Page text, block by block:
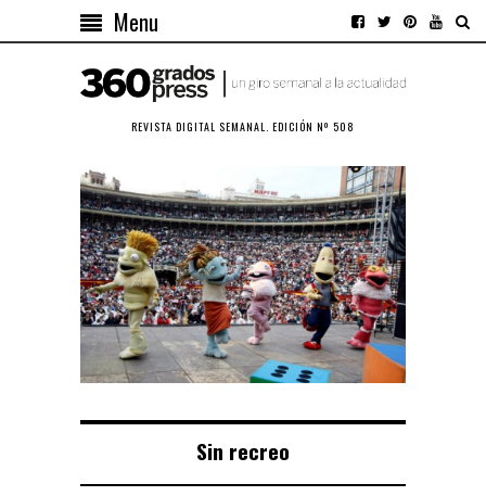
Menu
REVISTA DIGITAL SEMANAL. EDICIÓN Nº 508
Sin recreo